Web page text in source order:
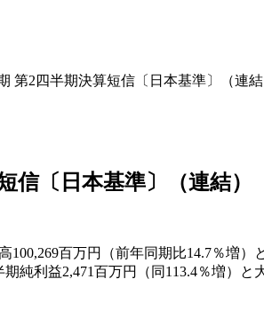
第2四半期決算短信〔日本基準〕（連結
信〔日本基準〕（連結）
百万円（前年同期比14.7％増
純利益2,471百万円（同113.4％増）